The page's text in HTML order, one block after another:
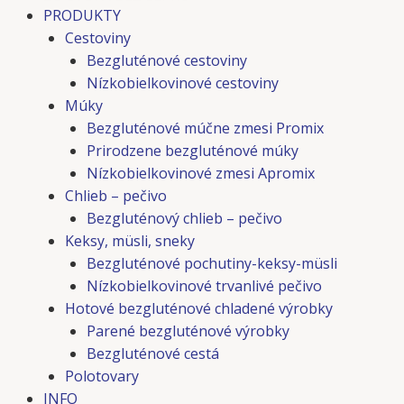
PRODUKTY
Cestoviny
Bezgluténové cestoviny
Nízkobielkovinové cestoviny
Múky
Bezgluténové múčne zmesi Promix
Prirodzene bezgluténové múky
Nízkobielkovinové zmesi Apromix
Chlieb – pečivo
Bezgluténový chlieb – pečivo
Keksy, müsli, sneky
Bezgluténové pochutiny-keksy-müsli
Nízkobielkovinové trvanlivé pečivo
Hotové bezgluténové chladené výrobky
Parené bezgluténové výrobky
Bezgluténové cestá
Polotovary
INFO